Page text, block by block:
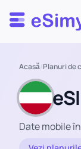
Esimy
Acasă/Planuri de
Date mobile